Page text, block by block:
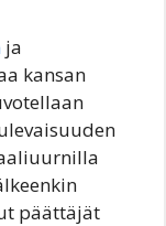
ja
kansan
päättäjät